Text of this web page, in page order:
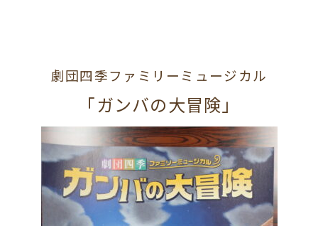
劇団四季ファミリーミュージカル
「ガンバの大冒険」